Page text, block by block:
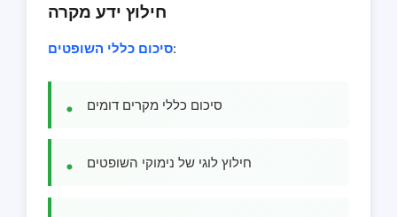
חילוץ ידע מקרה
סיכום כללי השופטים:
סיכום כללי מקרים דומים
חילוץ לוגי של נימוקי השופטים